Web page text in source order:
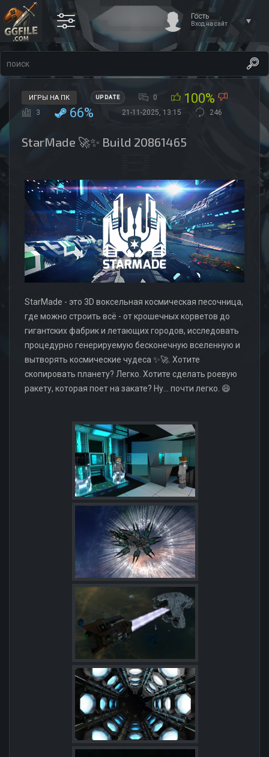
Гость
Вход на сайт
ИГРЫ НА ПК UPDATE 0 100%
3 66% 21-11-2025, 13:15 246
StarMade 🚀✨ Build 20861465
StarMade - это 3D воксельная космическая песочница,
где можно строить всё - от крошечных корветов до
гигантских фабрик и летающих городов, исследовать
процедурно генерируемую бесконечную вселенную и
вытворять космические чудеса ✨🚀. Хотите
скопировать планету? Легко. Хотите сделать роевую
ракету, которая поет на закате? Ну... почти легко. 😄